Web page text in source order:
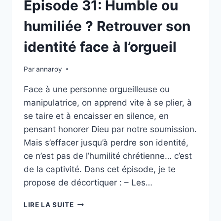
Épisode 31: Humble ou
humiliée ? Retrouver son
identité face à l’orgueil
Parannaroy
Face à une personne orgueilleuse ou
manipulatrice, on apprend vite à se plier, à
se taire et à encaisser en silence, en
pensant honorer Dieu par notre soumission.
Mais s’effacer jusqu’à perdre son identité,
ce n’est pas de l’humilité chrétienne… c’est
de la captivité. Dans cet épisode, je te
propose de décortiquer : – Les…
LIRE LA SUITEÉPISODE